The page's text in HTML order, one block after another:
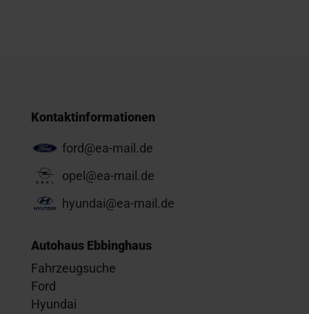
Kontaktinformationen
ford@ea-mail.de
opel@ea-mail.de
hyundai@ea-mail.de
Autohaus Ebbinghaus
Fahrzeugsuche
Ford
Hyundai